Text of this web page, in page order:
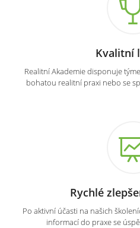
Kvalitní
Realitní Akademie disponuje
bohatou realitní praxi nebo se
Rychlé
Po aktivní účasti na našich
informací do praxe se